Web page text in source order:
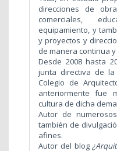
direcciones de
comerciales,
equipamiento, y
y proyectos y
de manera continua
Desde 2008 hasta
junta directiva de la
Colegio de
anteriormente fue
cultura de dicha
Autor de
también de
afines.
Autor del blog